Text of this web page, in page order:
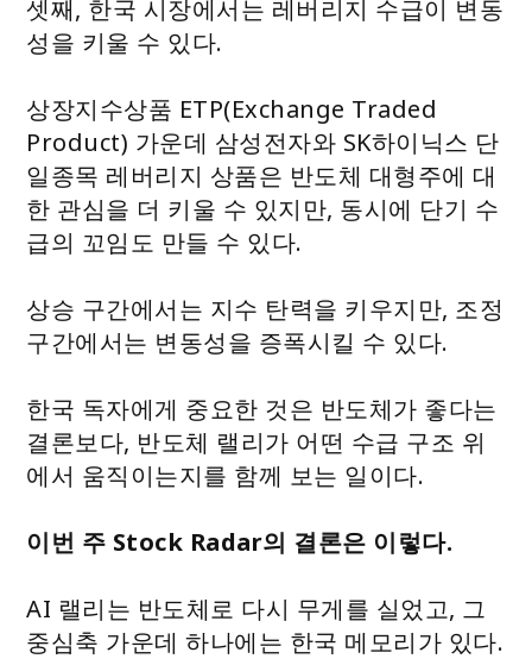
셋째, 한국 시장에서는 레버리지 수급이 변동
성을 키울 수 있다.
상장지수상품 ETP(Exchange Traded
Product) 가운데 삼성전자와 SK하이닉스 단
일종목 레버리지 상품은 반도체 대형주에 대
한 관심을 더 키울 수 있지만, 동시에 단기 수
급의 꼬임도 만들 수 있다.
상승 구간에서는 지수 탄력을 키우지만, 조정
구간에서는 변동성을 증폭시킬 수 있다.
한국 독자에게 중요한 것은 반도체가 좋다는
결론보다, 반도체 랠리가 어떤 수급 구조 위
에서 움직이는지를 함께 보는 일이다.
이번 주 Stock Radar의 결론은 이렇다.
AI 랠리는 반도체로 다시 무게를 실었고, 그
중심축 가운데 하나에는 한국 메모리가 있다.